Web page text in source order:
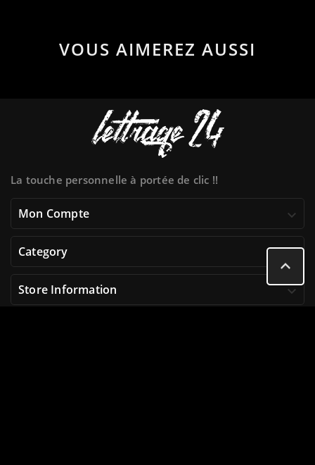
VOUS AIMEREZ AUSSI
La touche personnelle à portée de clic !!
Mon Compte 
Category 
Store Information 
